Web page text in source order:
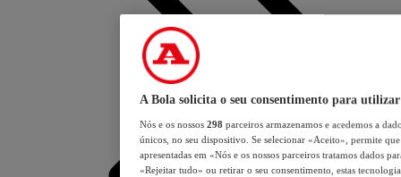
A Bola solicita o seu consentimento para utilizar
Nós e os nossos 298 parceiros armazenamos e acedemos a
únicos, no seu dispositivo. Se selecionar «Aceito», permite
apresentadas em «Nós e os nossos parceiros tratamos dados
«Rejeitar tudo» ou retirar o seu consentimento, estas